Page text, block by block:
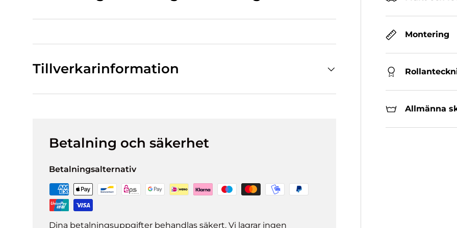
Montering
Allmänna
Tillverkarinformation
Betalning och säkerhet
Betalningsalternativ
Dina betalningsuppgifter behandlas säkert. Vi lagrar ingen